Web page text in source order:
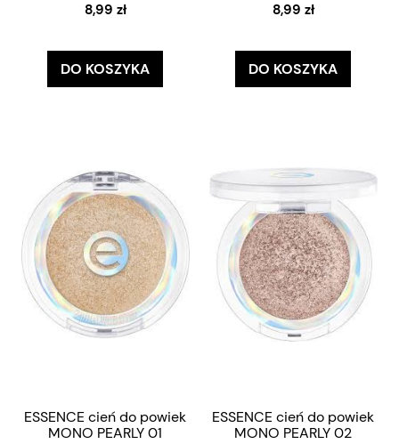
8,99 zł
DO KOSZYKA
8,99 zł
DO KOSZYKA
ESSENCE cień do powiek
MONO PEARLY 01
ESSENCE cień do powiek
MONO PEARLY 02